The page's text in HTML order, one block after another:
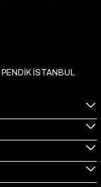
İSTANBUL